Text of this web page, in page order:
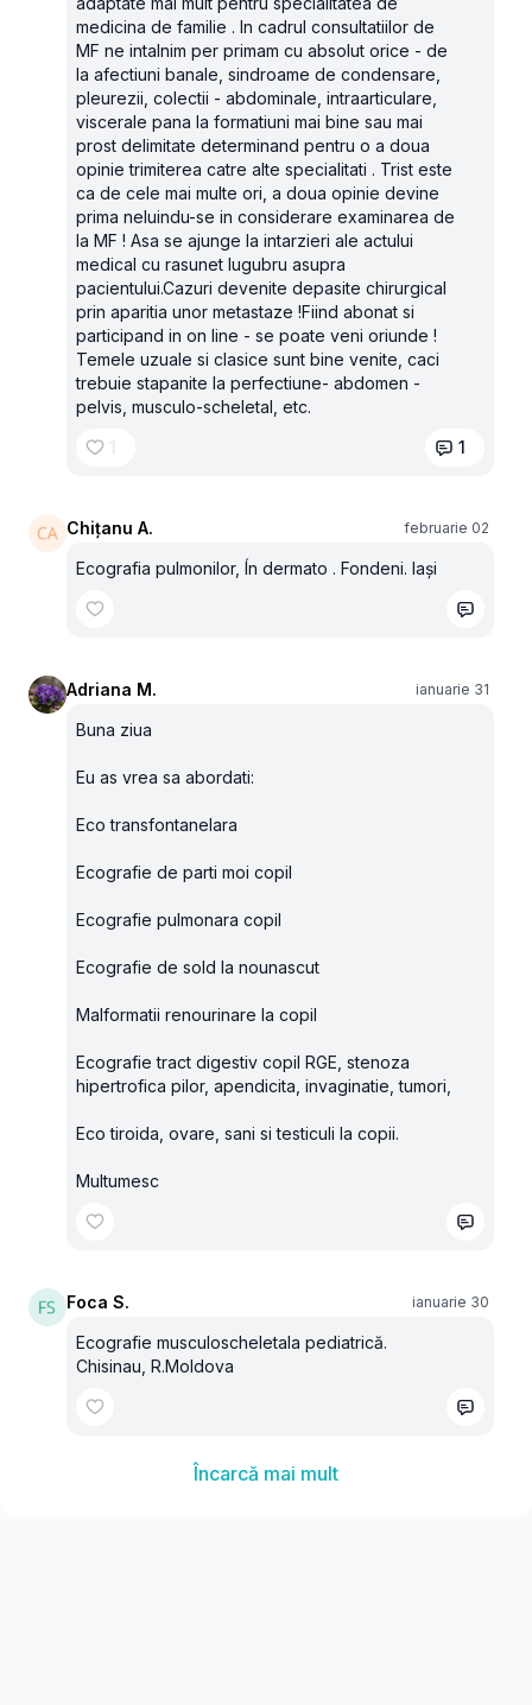
medicina de familie . In cadrul consultatiilor de
MF ne intalnim per primam cu absolut orice - de
la afectiuni banale, sindroame de condensare,
pleurezii, colectii - abdominale, intraarticulare,
viscerale pana la formatiuni mai bine sau mai
prost delimitate determinand pentru o a doua
opinie trimiterea catre alte specialitati . Trist este
ca de cele mai multe ori, a doua opinie devine
prima neluindu-se in considerare examinarea de
la MF ! Asa se ajunge la intarzieri ale actului
medical cu rasunet lugubru asupra
pacientului.Cazuri devenite depasite chirurgical
prin aparitia unor metastaze !Fiind abonat si
participand in on line - se poate veni oriunde !
Temele uzuale si clasice sunt bine venite, caci
trebuie stapanite la perfectiune- abdomen -
pelvis, musculo-scheletal, etc.
1
1
Chițanu A. februarie 02
Ecografia pulmonilor, Ín dermato . Fondeni. Iaşi
Adriana M. ianuarie 31
Buna ziua
Eu as vrea sa abordati:
Eco transfontanelara
Ecografie de parti moi copil
Ecografie pulmonara copil
Ecografie de sold la nounascut
Malformatii renourinare la copil
Ecografie tract digestiv copil RGE, stenoza
hipertrofica pilor, apendicita, invaginatie, tumori,
Eco tiroida, ovare, sani si testiculi la copii.
Multumesc
Foca S. ianuarie 30
Ecografie musculoscheletala pediatrică.
Chisinau, R.Moldova
Încarcă mai mult